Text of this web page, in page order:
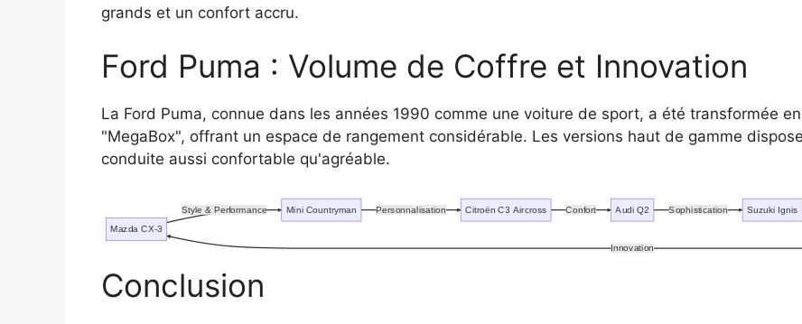
grands et un confort accru.
Ford Puma : Volume de Coffre et Innovation
La Ford Puma, connue dans les années 1990 comme une voiture de sport, a été transformée
"MegaBox", offrant un espace de rangement considérable. Les versions haut de gamme
conduite aussi confortable qu'agréable.
Style & Performance Personnalisation Confort Sophistication
Innovation
Mazda CX-3
Mini Countryman Citroën C3 Aircross Audi Q2 Suzuki Ignis
Conclusion